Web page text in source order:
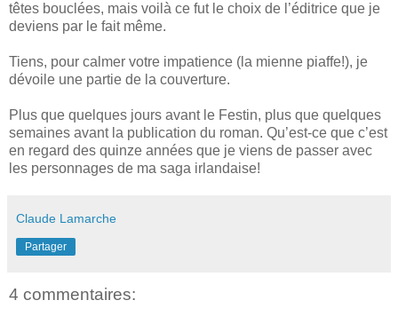
têtes bouclées, mais voilà ce fut le choix de l’éditrice que je
deviens par le fait même.
Tiens, pour calmer votre impatience (la mienne piaffe!), je
dévoile une partie de la couverture.
Plus que quelques jours avant le Festin, plus que quelques
semaines avant la publication du roman. Qu’est-ce que c’est
en regard des quinze années que je viens de passer avec
les personnages de ma saga irlandaise!
Claude Lamarche
Partager
4 commentaires: